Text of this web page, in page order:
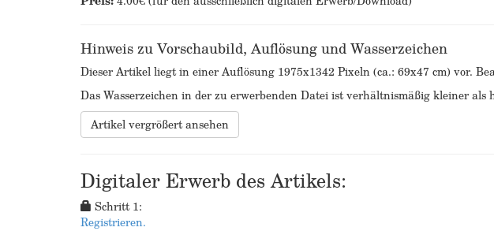
Hinweis zu Vorschaubild, Auflösung und Wasserzeichen
Dieser Artikel liegt in einer Auflösung 1975x1342 Pixeln (ca.: 69x47 cm) vor.
Das Wasserzeichen in der zu erwerbenden Datei ist verhältnismäßig kleiner
Artikel vergrößert ansehen
Digitaler Erwerb des Artikels:
Schritt 1:
Registrieren.